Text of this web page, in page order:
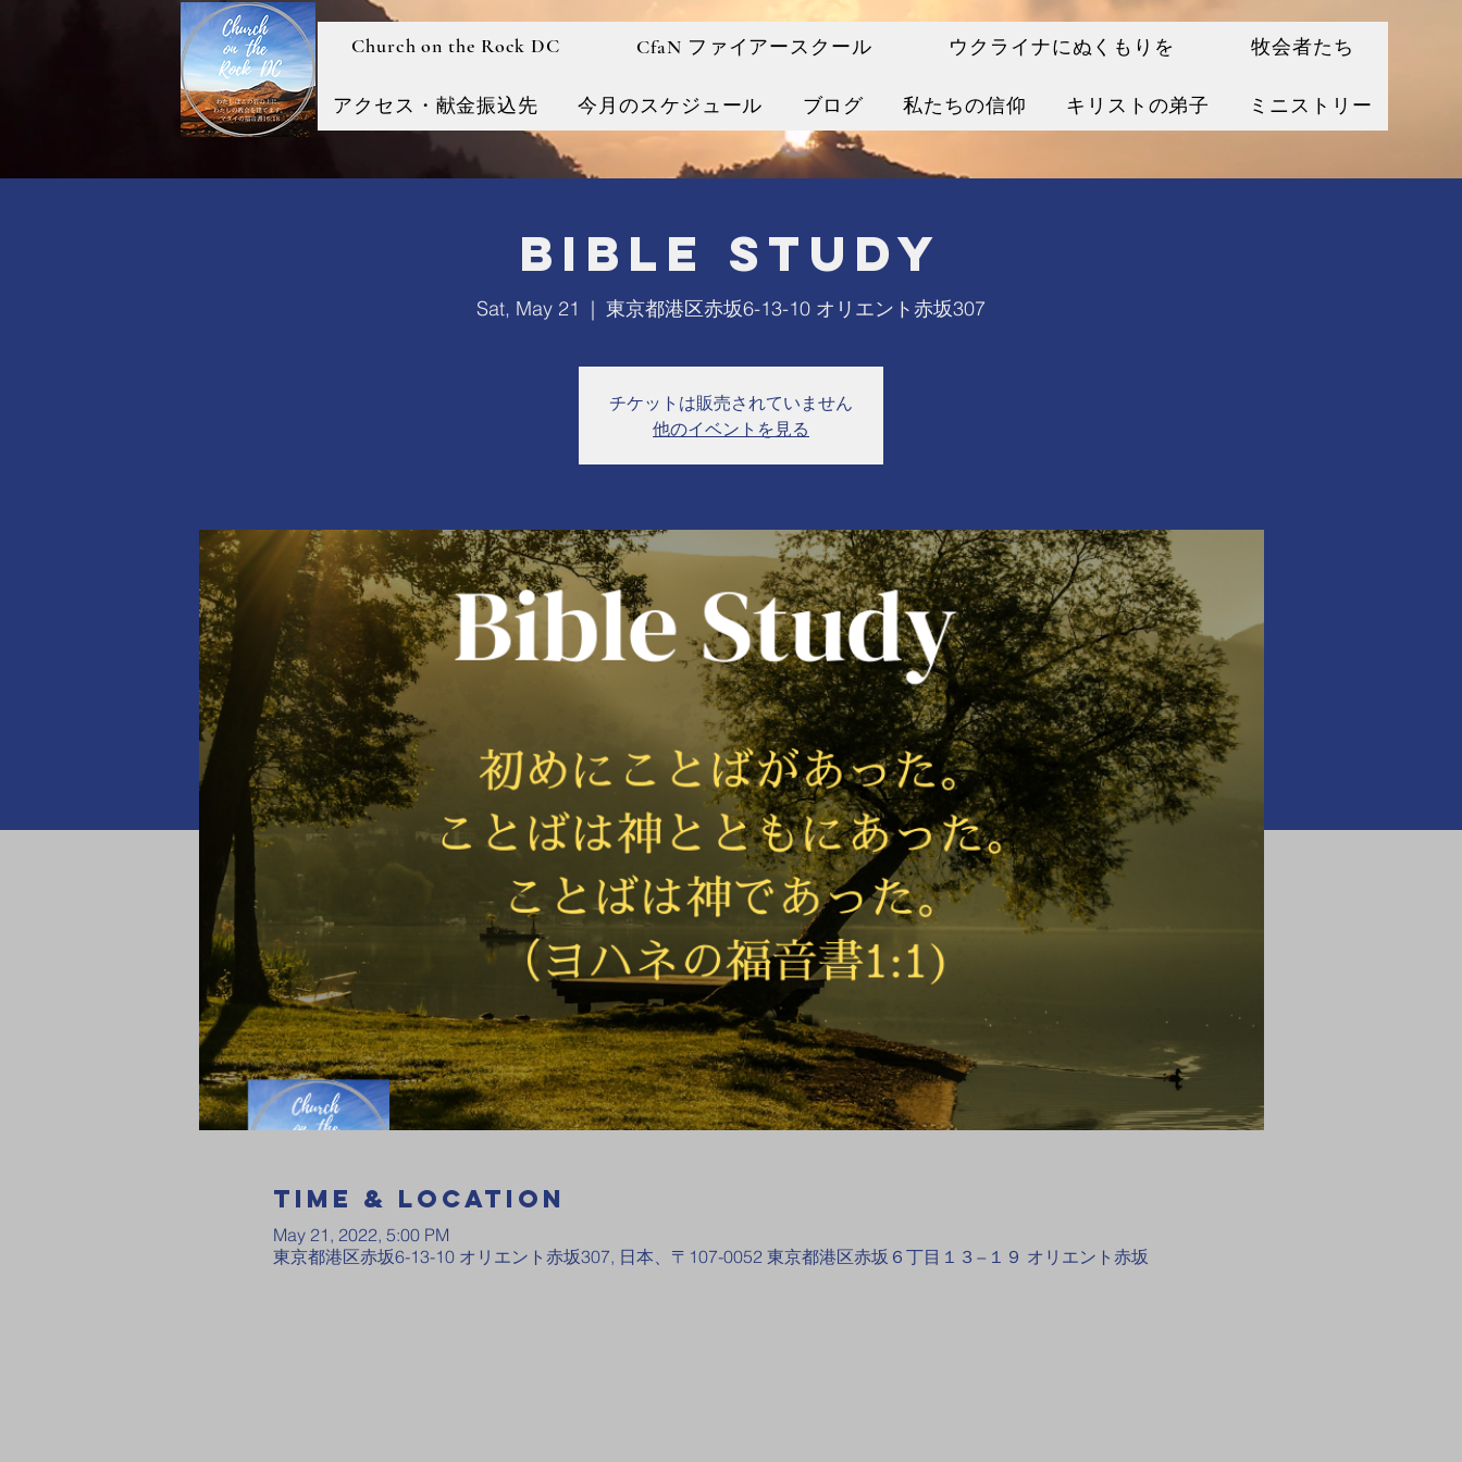
Church on the Rock DC CfaN ファイアースクール ウクライナにぬくもりを 牧会者たち
アクセス・献金振込先 今月のスケジュール ブログ 私たちの信仰 キリストの弟子 ミニストリー
Bible Study
Sat, May 21
  |
東京都港区赤坂6-13-10 オリエント赤坂307
チケットは販売されていません
他のイベントを見る
Time & Location
May 21, 2022, 5:00 PM
東京都港区赤坂6-13-10 オリエント赤坂307, 日本、〒107-0052 東京都港区赤坂６丁目１３−１９ オリエント赤坂